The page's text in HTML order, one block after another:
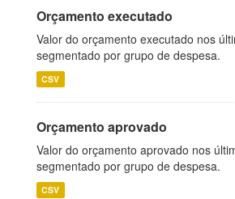
Orçamento executado
Valor do orçamento executado nos
segmentado por grupo de despesa.
CSV
Orçamento aprovado
Valor do orçamento aprovado nos
segmentado por grupo de despesa.
CSV